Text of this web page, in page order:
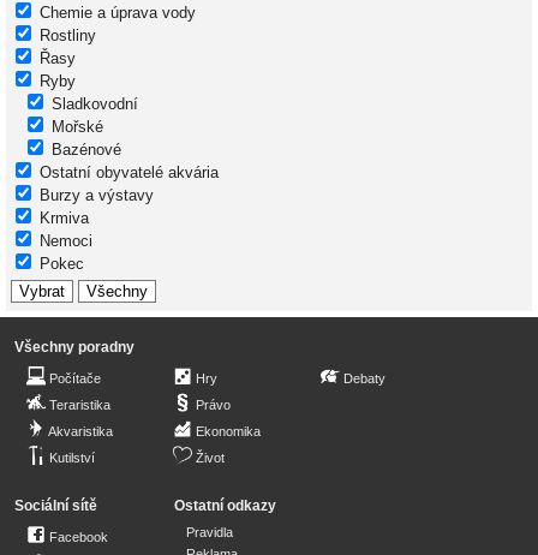
Chemie a úprava vody
Rostliny
Řasy
Ryby
Sladkovodní
Mořské
Bazénové
Ostatní obyvatelé akvária
Burzy a výstavy
Krmiva
Nemoci
Pokec
Všechny poradny
Počítače
Teraristika
Akvaristika
Kutilství
Hry
Právo
Ekonomika
Život
Debaty
Sociální sítě
Facebook
Ostatní odkazy
Pravidla